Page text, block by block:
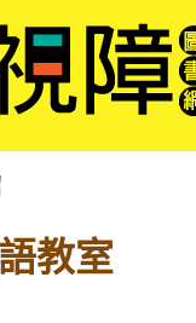
教室